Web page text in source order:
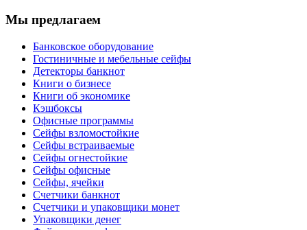
Мы предлагаем
Банковское оборудование
Гостиничные и мебельные сейфы
Детекторы банкнот
Книги о бизнесе
Книги об экономике
Кэшбоксы
Офисные программы
Сейфы взломостойкие
Сейфы встраиваемые
Сейфы огнестойкие
Сейфы офисные
Сейфы, ячейки
Счетчики банкнот
Счетчики и упаковщики монет
Упаковщики денег